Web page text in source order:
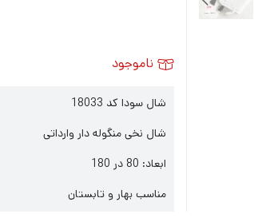
ناموجود
شال سودا کد 18033
شال نخی منگوله دار وارداتی
ابعاد: 80 در 180
مناسب بهار و تابستان